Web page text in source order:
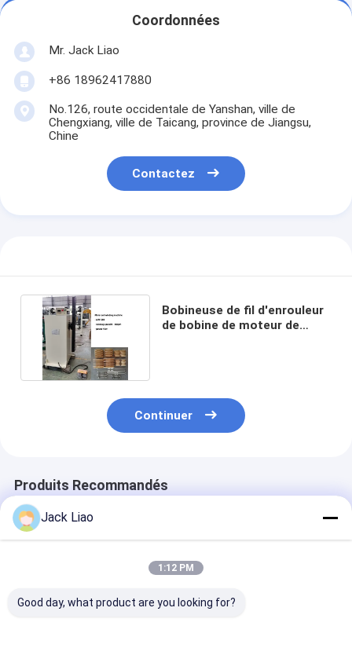
Coordonnées
Mr. Jack Liao
+86 18962417880
No.126, route occidentale de Yanshan, ville de
Chengxiang, ville de Taicang, province de Jiangsu,
Chine
Contactez
Bobineuse de fil d'enrouleur
de bobine de moteur de
Continuer
Produits Recommandés
Jack Liao
1:12 PM
Good day, what product are you looking for?